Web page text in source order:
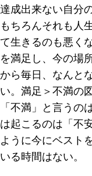
達成出来ない自分
もちろんそれも人
て生きるのも悪く
を満足し、今の場
から毎日、なんと
い。満足＞不満の
「不満」と言うの
は起こるのは「不
ように今にベスト
いる時間はない。